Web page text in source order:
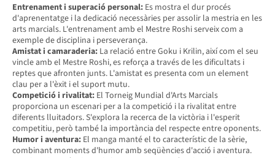
Entrenament i superació personal: Es mostra el dur procés
d'aprenentatge i la dedicació necessàries per assolir la mestria en les
arts marcials. L'entrenament amb el Mestre Roshi serveix com a
exemple de disciplina i perseverança.
Amistat i camaraderia: La relació entre Goku i Krilin, així com el seu
vincle amb el Mestre Roshi, es reforça a través de les dificultats i
reptes que afronten junts. L'amistat es presenta com un element
clau per a l'èxit i el suport mutu.
Competició i rivalitat: El Torneig Mundial d'Arts Marcials
proporciona un escenari per a la competició i la rivalitat entre
diferents lluitadors. S'explora la recerca de la victòria i l'esperit
competitiu, però també la importància del respecte entre oponents.
Humor i aventura: El manga manté el to característic de la sèrie,
combinant moments d'humor amb seqüències d'acció i aventura.